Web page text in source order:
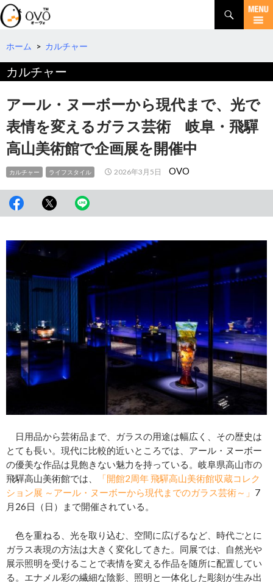
検
索
コ
テ
ツ
へ
移
ホーム > カルチャー
カルチャー
アール・ヌーボーから現代まで、光で
表情を変えるガラス芸術 岐阜・飛驒
高山美術館で企画展を開催中
カルチャー ライフスタイル 2026年3月5日 OVO
日用品から芸術品まで、ガラスの用途は幅広く、その歴史は
とても長い。現代に比較的近いところでは、アール・ヌーボー
の優美な作品は見飽きない魅力を持っている。岐阜県高山市の
飛驒高山美術館では、
「開館2周年 飛驒高山美術館収蔵コレク
ション展 ～アール・ヌーボーから現代までのガラス芸術～」 7
月26日（日）まで開催されている。
色を重ねる、光を取り込む、空間に広げるなど、時代ごとに
ガラス表現の方法は大きく変化してきた。同展では、自然光や
展示照明を受けることで表情を変える作品を随所に配置してい
る。エナメル彩の繊細な陰影、照明と一体化した彫刻が生み出